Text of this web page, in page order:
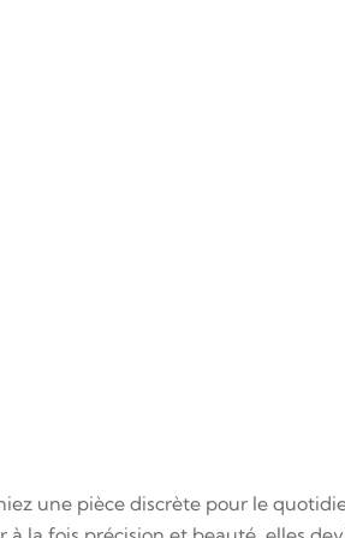
une pièce discrète pour le